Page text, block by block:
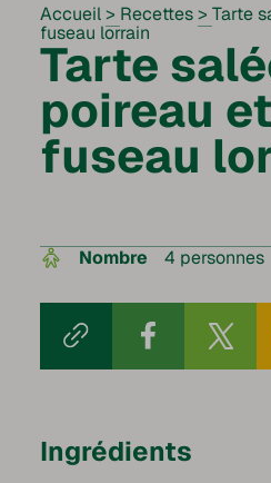
Accueil> Recettes> Tarte
fuseau lorrain
Tarte
poireau
fuseau
Nombre 4 personnes
Ingrédients